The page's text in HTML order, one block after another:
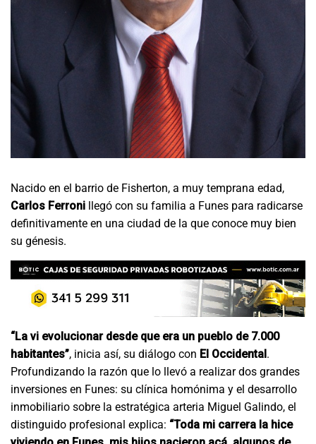
Nacido en el barrio de Fisherton, a muy temprana edad,
Carlos Ferroni llegó con su familia a Funes para radicarse
definitivamente en una ciudad de la que conoce muy bien
su génesis.
“La vi evolucionar desde que era un pueblo de 7.000
habitantes”, inicia así, su diálogo con El Occidental.
Profundizando la razón que lo llevó a realizar dos grandes
inversiones en Funes: su clínica homónima y el desarrollo
inmobiliario sobre la estratégica arteria Miguel Galindo, el
distinguido profesional explica: “Toda mi carrera la hice